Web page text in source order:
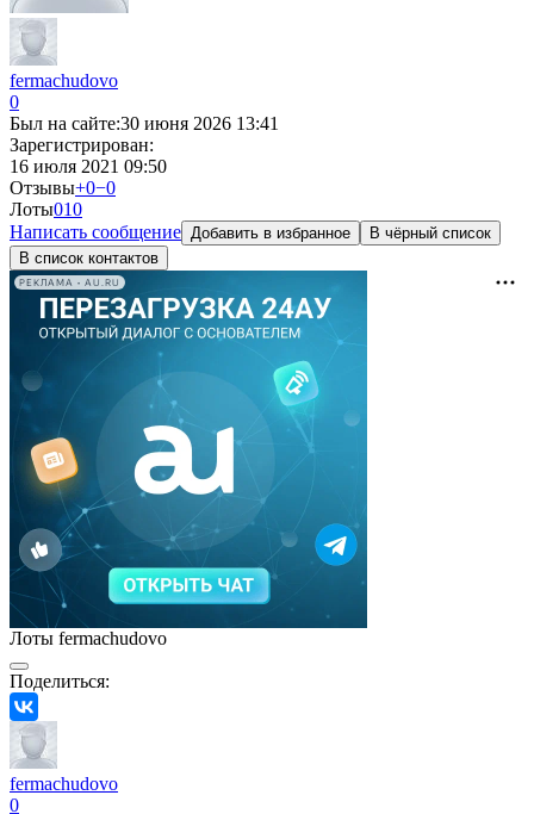
fermachudovo
0
Был на сайте:30 июня 2026 13:41
Зарегистрирован:
16 июля 2021 09:50
Отзывы+0−0
Лоты010
Написать сообщение Добавить в избранное
В чёрный список
В список контактов
РЕКЛАМА • AU.RU
Лоты fermachudovo
Поделиться:
fermachudovo
0